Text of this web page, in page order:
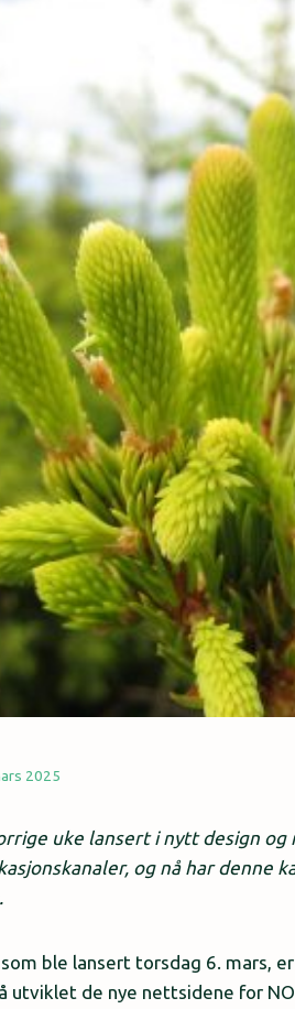
2025
uke lansert i nytt design
og nå har denne
ble lansert torsdag 6. mars,
utviklet de nye nettsidene for